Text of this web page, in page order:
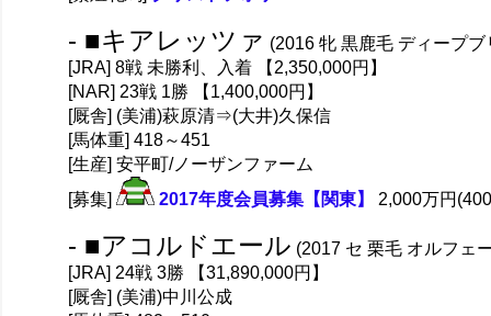
- ■キアレッツァ (2016 牝 黒鹿毛 ディープブ
[JRA] 8戦 未勝利、入着 【2,350,000円】
[NAR] 23戦 1勝 【1,400,000円】
[厩舎] (美浦)萩原清⇒(大井)久保信
[馬体重] 418～451
[生産] 安平町/ノーザンファーム
[募集]
2017年度会員募集【関東】 2,000万円
- ■アコルドエール (2017 セ 栗毛 オルフェ
[JRA] 24戦 3勝 【31,890,000円】
[厩舎] (美浦)中川公成